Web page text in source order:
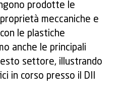
prodotte le
meccaniche e
le plastiche
anche le principali
settore, illustrando
in corso presso il DII